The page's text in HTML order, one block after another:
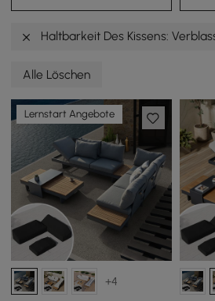
Haltbarkeit Des Kissens:
Alle Löschen
Lernstart Angebote
+4